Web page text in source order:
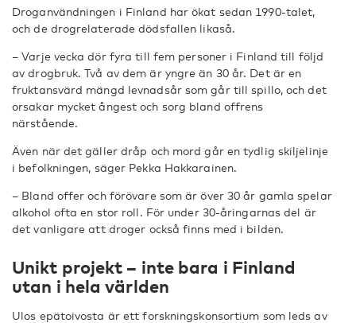
Droganvändningen i Finland har ökat sedan 1990-talet,
och de drogrelaterade dödsfallen likaså.
– Varje vecka dör fyra till fem personer i Finland till följd
av drogbruk. Två av dem är yngre än 30 år. Det är en
fruktansvärd mängd levnadsår som går till spillo, och det
orsakar mycket ångest och sorg bland offrens
närstående.
Även när det gäller dråp och mord går en tydlig skiljelinje
i befolkningen, säger Pekka Hakkarainen.
– Bland offer och förövare som är över 30 år gamla spelar
alkohol ofta en stor roll. För under 30-åringarnas del är
det vanligare att droger också finns med i bilden.
Unikt projekt – inte bara i Finland
utan i hela världen
Ulos epätoivosta är ett forskningskonsortium som leds av